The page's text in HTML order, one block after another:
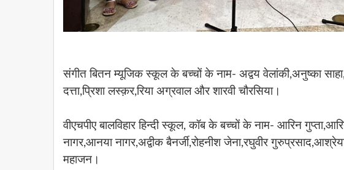
संगीत बितन म्यूजिक स्कूल के बच्चों के नाम- अद्वय वेलांकी,अनुष्का
दत्ता,प्रिशा लस्क़र,रिया अग्रवाल और शारवी चौरसिया।
वीएचपीए बालविहार हिन्दी स्कूल, कॉब के बच्चों के नाम- आरिन
नागर,आनया नागर,अद्वीक बैनर्जी,रोहनीश जेना,रघुवीर
महाजन।